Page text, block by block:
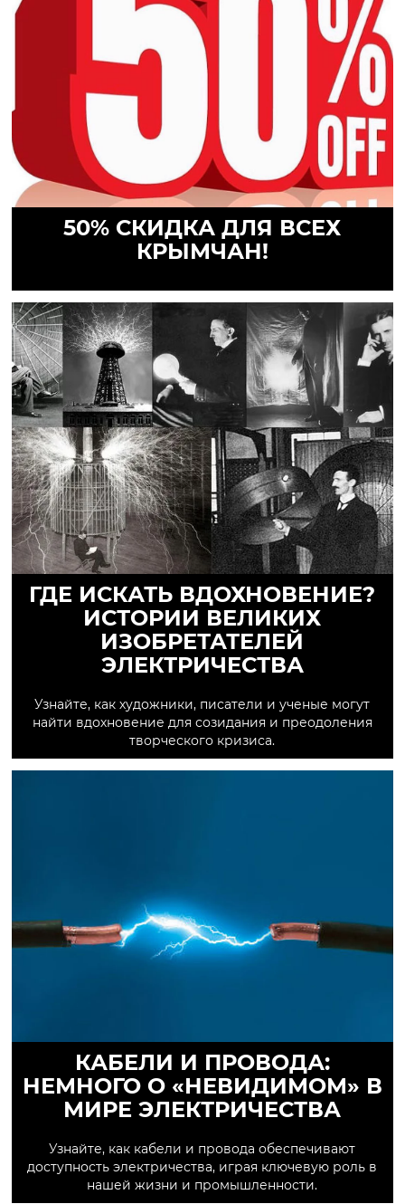
50% СКИДКА ДЛЯ ВСЕХ
КРЫМЧАН!
ГДЕ ИСКАТЬ ВДОХНОВЕНИЕ?
ИСТОРИИ ВЕЛИКИХ
ИЗОБРЕТАТЕЛЕЙ
ЭЛЕКТРИЧЕСТВА
Узнайте, как художники, писатели и ученые могут
найти вдохновение для созидания и преодоления
творческого кризиса.
КАБЕЛИ И ПРОВОДА:
НЕМНОГО О «НЕВИДИМОМ» В
МИРЕ ЭЛЕКТРИЧЕСТВА
Узнайте, как кабели и провода обеспечивают
доступность электричества, играя ключевую роль в
нашей жизни и промышленности.